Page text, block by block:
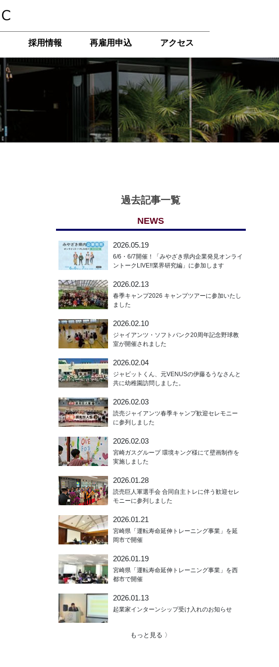
採用情報 再雇用申込 アクセス
過去記事一覧
NEWS
2026.05.19
6/6・6/7開催！「みやざき県内企業発見オンライ
ントークLIVE!!業界研究編」に参加します
2026.02.13
春季キャンプ2026 キャンプツアーに参加いたし
ました
2026.02.10
ジャイアンツ・ソフトバンク20周年記念野球教
室が開催されました
2026.02.04
ジャビットくん、元VENUSの伊藤るうなさんと
共に幼稚園訪問しました。
2026.02.03
読売ジャイアンツ春季キャンプ歓迎セレモニー
に参列しました
2026.02.03
宮崎ガスグループ 環境キング様にて壁画制作を
実施しました
2026.01.28
読売巨人軍選手会 合同自主トレに伴う歓迎セレ
モニーに参列しました
2026.01.21
宮崎県「運転寿命延伸トレーニング事業」を延
岡市で開催
2026.01.19
宮崎県「運転寿命延伸トレーニング事業」を西
都市で開催
2026.01.13
起業家インターンシップ受け入れのお知らせ
もっと見る 〉